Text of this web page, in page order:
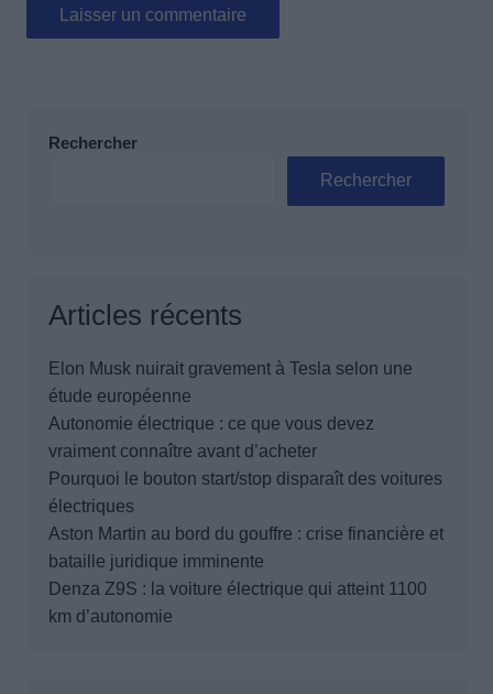
Rechercher
Rechercher
Articles récents
Elon Musk nuirait gravement à Tesla selon une
étude européenne
Autonomie électrique : ce que vous devez
vraiment connaître avant d’acheter
Pourquoi le bouton start/stop disparaît des voitures
électriques
Aston Martin au bord du gouffre : crise financière et
bataille juridique imminente
Denza Z9S : la voiture électrique qui atteint 1100
km d’autonomie